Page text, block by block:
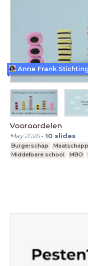
Vooroordelen
May 2026- 10 slides
Burgerschap
Middelbare school
MBO
Anne Frank